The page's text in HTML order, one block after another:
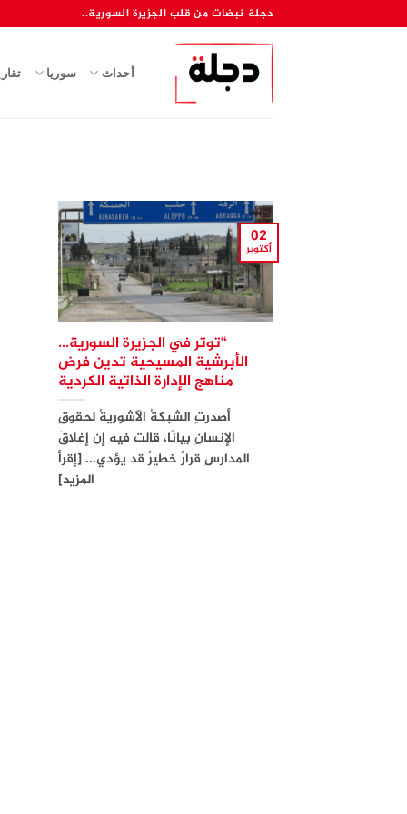
للمحتوى
دجلة نبضات من قلب الجزيرة السورية..
أحداث سوريا
“توتر في الجزيرة السورية…
الأبرشية المسيحية تدين فرض
مناهج الإدارة الذاتية الكردية
أصدرتِ الشبكةُ الآشوريةُ لحقوقِ
الإنسانِ بيانًا، قالت فيه إن إغلاقَ
المدارسِ قرارٌ خطيرٌ قد يؤدي... [إقرأ
المزيد]
02
أكتوبر